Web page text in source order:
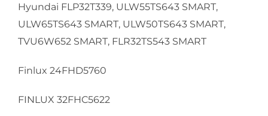
Hyundai FLP32T339, ULW55TS643 SMART,
ULW65TS643 SMART, ULW50TS643 SMART,
TVU6W652 SMART, FLR32TS543 SMART
Finlux 24FHD5760
FINLUX 32FHC5622